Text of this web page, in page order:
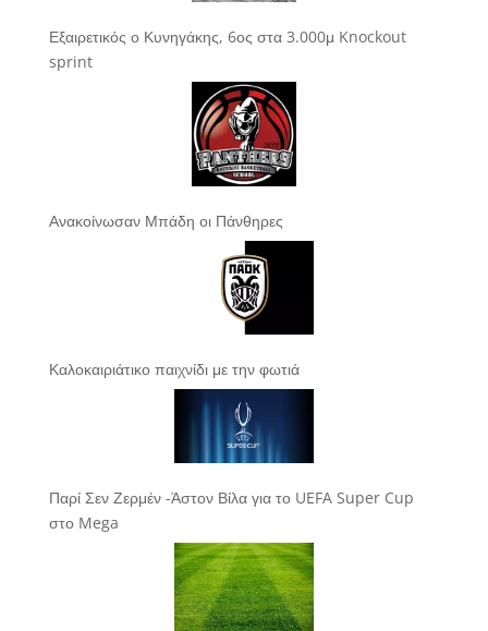
Εξαιρετικός ο Κυνηγάκης, 6ος στα 3.000μ Knockout
sprint
Ανακοίνωσαν Μπάδη οι Πάνθηρες
Καλοκαιριάτικο παιχνίδι με την φωτιά
Παρί Σεν Ζερμέν -Άστον Βίλα για το UEFA Super Cup
στο Mega